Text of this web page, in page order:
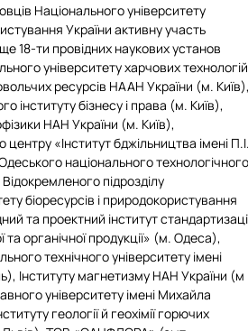
Національного університету
України активну участь
18-ти провідних наукових установ
університету харчових технологій
ресурсів НААН України (м.
інституту бізнесу і права (м. Київ),
НАН України (м. Київ),
«Інститут бджільництва імені
національного технологічного
підрозділу
біоресурсів і природокористування
та проектний інститут
та органічної продукції» (м. Одеса),
технічного університету імені
Інституту магнетизму НАН України (м
університету імені Михайла
геології й геохімії горючих